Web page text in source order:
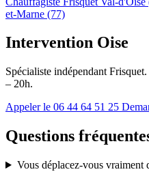
et-Marne (77)
Intervention Oise
Spécialiste indépendant
– 20h.
Appeler le 06 44 64 51 25
Questions
Vous déplacez-vous vraiment